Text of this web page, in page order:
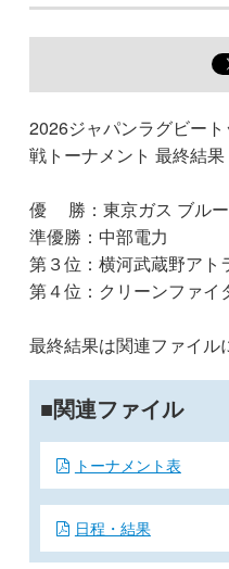
2026ジャパンラグビー
戦トーナメント 最終結果
優 勝：東京ガス ブルー
準優勝：中部電力
第３位：横河武蔵野アト
第４位：クリーンファイ
最終結果は関連ファイル
関連ファイル
トーナメント表
日程・結果